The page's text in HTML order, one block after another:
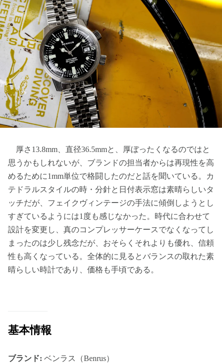
厚さ13.8mm、直径36.5mmと、厚ぼったくなるのではと
思うかもしれないが、ブランドの担当者からは再現性を高
めるために1mm単位で格闘したのだと話を聞いている。カ
テドラルスタイルの時・分針と日付表示窓は素晴らしいタ
ッチだが、フェイクヴィンテージの手法に傾倒しようとし
すぎているようには1度も感じなかった。時代に合わせて
設計を変更し、真のコンプレッサーケースでなくなってし
まったのは少し残念だが、おそらくそれよりも優れ、信頼
性も高くなっている。全体的に見るとバランスの取れた素
晴らしい時計であり、価格も手頃である。
基本情報
ブランド: ベンラス（Benrus）